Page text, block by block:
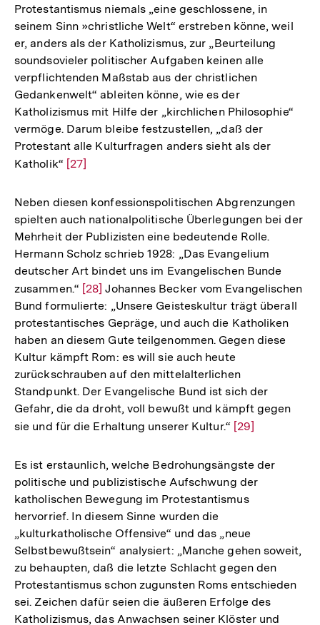
der
Fußnote
Protestantismus niemals „eine geschlossene, in
seinem Sinn »christliche Welt“ erstreben könne, weil
er, anders als der Katholizismus, zur „Beurteilung
soundsovieler politischer Aufgaben keinen alle
verpflichtenden Maßstab aus der christlichen
Gedankenwelt“ ableiten könne, wie es der
Katholizismus mit Hilfe der „kirchlichen Philosophie“
vermöge. Darum bleibe festzustellen, „daß der
Protestant alle Kulturfragen anders sieht als der
Katholik“ Zur
der
Fußnote
[27]
Neben diesen konfessionspolitischen Abgrenzungen
spielten auch nationalpolitische Überlegungen bei der
Mehrheit der Publizisten eine bedeutende Rolle.
Hermann Scholz schrieb 1928: „Das Evangelium
deutscher Art bindet uns im Evangelischen Bunde
zusammen.“ Zur
Auflösung
der
Fußnote
[28] Johannes Becker vom Evangelischen
Bund formulierte: „Unsere Geisteskultur trägt überall
protestantisches Gepräge, und auch die Katholiken
haben an diesem Gute teilgenommen. Gegen diese
Kultur kämpft Rom: es will sie auch heute
zurückschrauben auf den mittelalterlichen
Standpunkt. Der Evangelische Bund ist sich der
Gefahr, die da droht, voll bewußt und kämpft gegen
sie und für die Erhaltung unserer Kultur.“ Zur
der
Fußnote
[29]
Es ist erstaunlich, welche Bedrohungsängste der
politische und publizistische Aufschwung der
katholischen Bewegung im Protestantismus
hervorrief. In diesem Sinne wurden die
„kulturkatholische Offensive“ und das „neue
Selbstbewußtsein“ analysiert: „Manche gehen soweit,
zu behaupten, daß die letzte Schlacht gegen den
Protestantismus schon zugunsten Roms entschieden
sei. Zeichen dafür seien die äußeren Erfolge des
Katholizismus, das Anwachsen seiner Klöster und